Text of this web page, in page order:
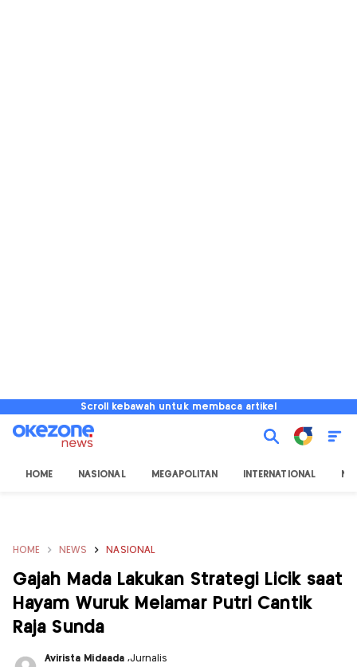
Scroll kebawah untuk membaca artikel
HOME NASIONAL MEGAPOLITAN INTERNATIONAL
HOME NEWS NASIONAL
Gajah Mada Lakukan Strategi Licik saat
Hayam Wuruk Melamar Putri Cantik
Raja Sunda
Avirista Midaada ,Jurnalis